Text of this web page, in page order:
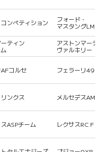
ンペティション
フォード・
マスタング
ティン
アストンマーテ
ヴァルキリー
コルセ フェラーリ499P
ンクス メルセデスAMG
ASPチーム レクサスRC F